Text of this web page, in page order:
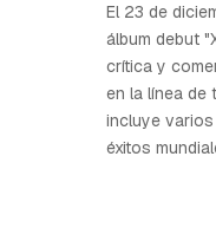
El 23 de
álbum debut
crítica y
en la línea de
incluye
éxitos